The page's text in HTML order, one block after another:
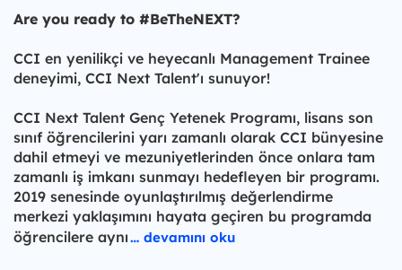
Are you ready to #BeTheNEXT?
CCI en yenilikçi ve heyecanlı Management Trainee
deneyimi, CCI Next Talent'ı sunuyor!
CCI Next Talent Genç Yetenek Programı, lisans son
sınıf öğrencilerini yarı zamanlı olarak CCI bünyesine
dahil etmeyi ve mezuniyetlerinden önce onlara tam
zamanlı iş imkanı sunmayı hedefleyen bir programı.
2019 senesinde oyunlaştırılmış değerlendirme
merkezi yaklaşımını hayata geçiren bu programda
öğrencilere aynı… devamını oku